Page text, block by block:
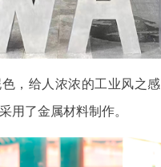
，给人浓浓的工业风之感
用了金属材料制作。